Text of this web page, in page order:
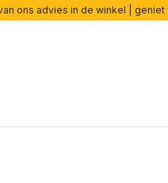
ons advies in de winkel |